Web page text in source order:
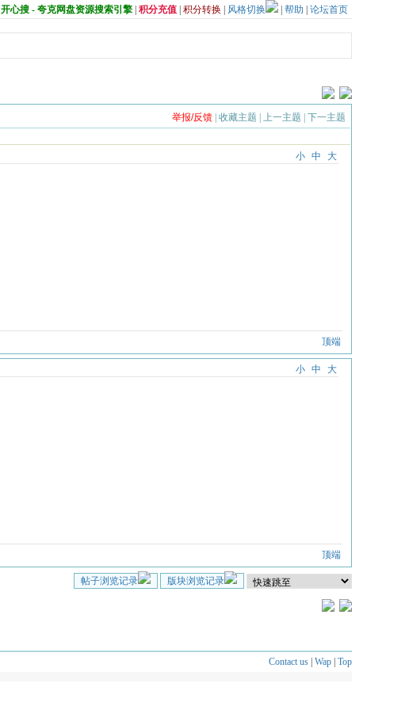
开心搜 - 夸克网盘资源搜索引擎 积分充值 积分转换 风格切换 帮助 论坛首页
举报/反馈 收藏主题 上一主题 下一主题
小 中 大
顶端
小 中 大
顶端
帖子浏览记录 版块浏览记录
Contact us Wap Top